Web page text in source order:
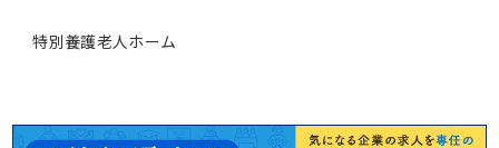
特別養護老人ホーム